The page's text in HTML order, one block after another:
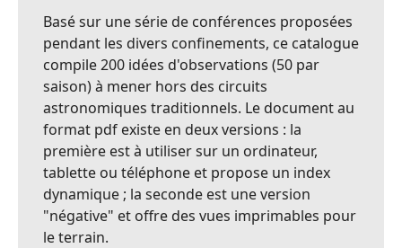
Basé sur une série de conférences proposées
pendant les divers confinements, ce catalogue
compile 200 idées d'observations (50 par
saison) à mener hors des circuits
astronomiques traditionnels. Le document au
format pdf existe en deux versions : la
première est à utiliser sur un ordinateur,
tablette ou téléphone et propose un index
dynamique ; la seconde est une version
"négative" et offre des vues imprimables pour
le terrain.